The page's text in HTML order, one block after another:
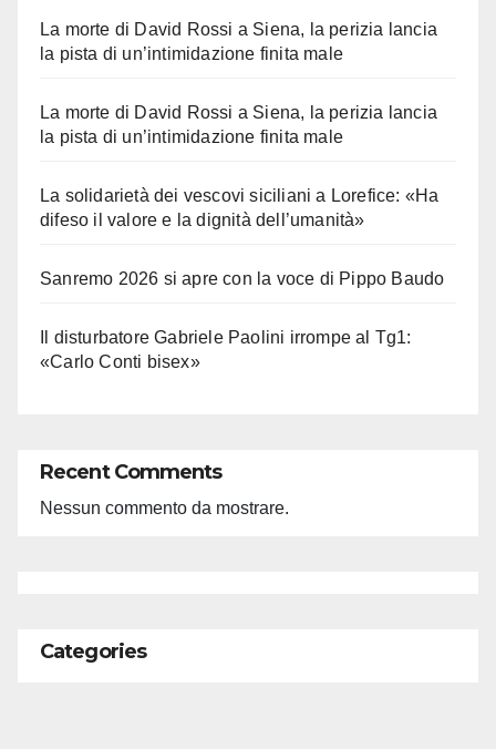
La morte di David Rossi a Siena, la perizia lancia
la pista di un’intimidazione finita male
La morte di David Rossi a Siena, la perizia lancia
la pista di un’intimidazione finita male
La solidarietà dei vescovi siciliani a Lorefice: «Ha
difeso il valore e la dignità dell’umanità»
Sanremo 2026 si apre con la voce di Pippo Baudo
Il disturbatore Gabriele Paolini irrompe al Tg1:
«Carlo Conti bisex»
Recent Comments
Nessun commento da mostrare.
Categories